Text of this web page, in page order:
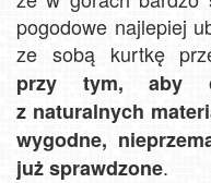
pogodowe najlepiej
ze sobą kurtkę
przy tym, aby
z naturalnych
wygodne,
już sprawdzone.